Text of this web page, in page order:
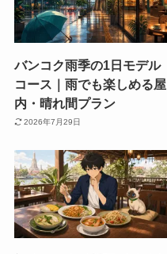
バンコク雨季の1日モデル
コース｜雨でも楽しめる屋
内・晴れ間プラン
2026年7月29日